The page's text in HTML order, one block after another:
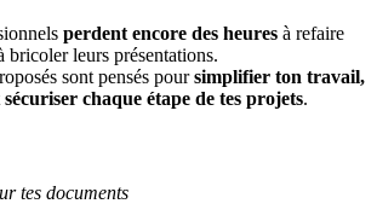
perdent encore des heures à refaire
bricoler leurs présentations.
sont pensés poursimplifier ton travail,
chaque étape de tes projets.
tes documents